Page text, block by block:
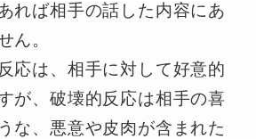
れば相手の話した内容にあ
ん。
応は、相手に対して好意的
が、破壊的反応は相手の喜
な、悪意や皮肉が含まれた